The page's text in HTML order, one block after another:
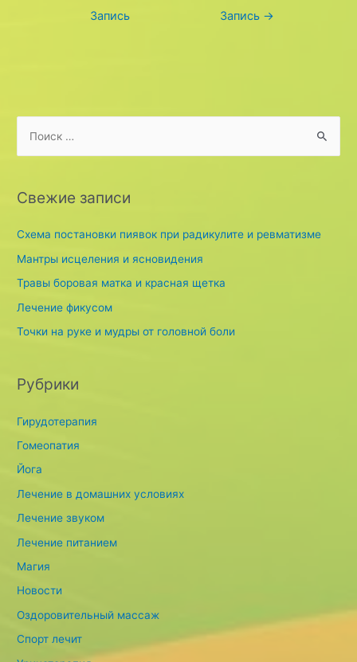
Запись
Запись →
r
h
f
o
Свежие записи
Схема постановки пиявок при радикулите и ревматизме
Мантры исцеления и ясновидения
Травы боровая матка и красная щетка
Лечение фикусом
Точки на руке и мудры от головной боли
Рубрики
Гирудотерапия
Гомеопатия
Йога
Лечение в домашних условиях
Лечение звуком
Лечение питанием
Магия
Новости
Оздоровительный массаж
Спорт лечит